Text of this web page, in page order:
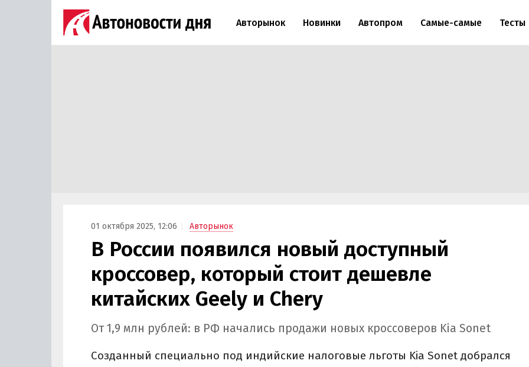
Авторынок Новинки Автопром Самые-самые Тесты
01 октября 2025, 12:06 Авторынок
В России появился новый доступный
кроссовер, который стоит дешевле
китайских Geely и Chery
От 1,9 млн рублей: в РФ начались продажи новых кроссоверов Kia Sonet
Созданный специально под индийские налоговые льготы Kia Sonet добрался